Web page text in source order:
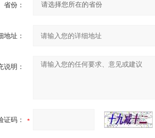
省份：
地址：
说明：
证码：